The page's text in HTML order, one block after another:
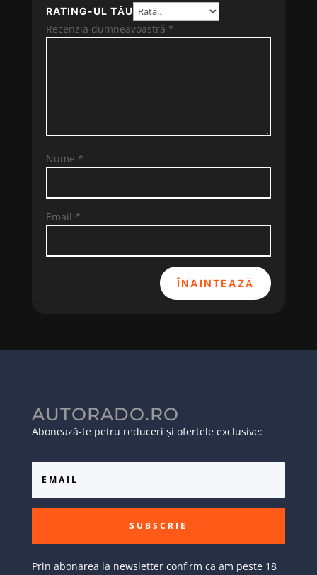
RATING-UL TĂU
Recenzia dumneavoastră *
Nume *
Email *
ÎNAINTEAZĂ
AUTORADO.RO
Abonează-te petru reduceri și ofertele exclusive:
SUBSCRIE
Prin abonarea la newsletter confirm ca am peste 18